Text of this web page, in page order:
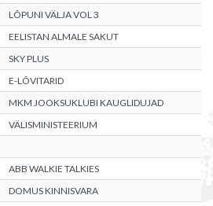
LÕPUNI VÄLJA VOL 3
EELISTAN ALMALE SAKUT
SKY PLUS
E-LÕVITARID
MKM JOOKSUKLUBI KAUGLIDUJAD
VÄLISMINISTEERIUM
ABB WALKIE TALKIES
DOMUS KINNISVARA